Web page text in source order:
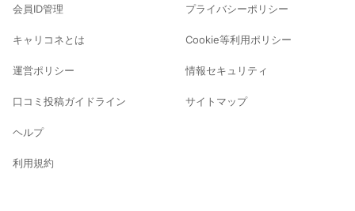
会員ID管理
キャリコネとは
運営ポリシー
口コミ投稿ガイドライン
ヘルプ
利用規約
プライバシーポリシー
Cookie等利用ポリシー
情報セキュリティ
サイトマップ